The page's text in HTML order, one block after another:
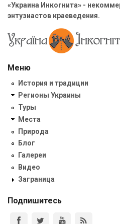
«Украина Инкогнита» -
энтузиастов краеведения.
Меню
История и традиции
Регионы Украины
Туры
Места
Природа
Блог
Галереи
Видео
Заграница
Подпишитесь